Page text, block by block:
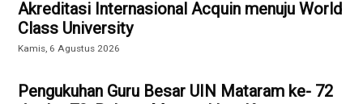
Akreditasi Internasional Acquin menuju World
Class University
Kamis, 6 Agustus 2026
Pengukuhan Guru Besar UIN Mataram ke- 72